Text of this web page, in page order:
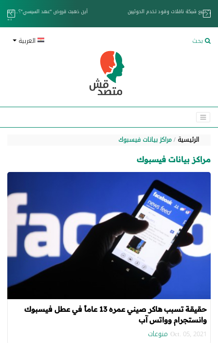
خزان عائم.. "متصدقش" تتبع شبكة ناقلات وقود تخدم الحوثيين
بحث العربية
الرئيسية مراكز بيانات فيسبوك
مراكز بيانات فيسبوك
حقيقة تسبب هاكر صيني عمره 13 عاماً في عطل فيسبوك
وانستجرام وواتس آب
Oct. 05, 2021 منوعات